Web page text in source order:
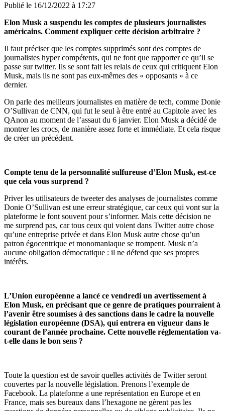
Publié le 16/12/2022 à 17:27
Elon Musk a suspendu les comptes de plusieurs journalistes
américains. Comment expliquer cette décision arbitraire ?
Il faut préciser que les comptes supprimés sont des comptes de
journalistes hyper compétents, qui ne font que rapporter ce qu’il se
passe sur twitter. Ils se sont fait les relais de ceux qui critiquent Elon
Musk, mais ils ne sont pas eux-mêmes des « opposants » à ce
dernier.
On parle des meilleurs journalistes en matière de tech, comme Donie
O’Sullivan de CNN, qui fut le seul à être entré au Capitole avec les
QAnon au moment de l’assaut du 6 janvier. Elon Musk a décidé de
montrer les crocs, de manière assez forte et immédiate. Et cela risque
de créer un précédent.
Compte tenu de la personnalité sulfureuse d’Elon Musk, est-ce
que cela vous surprend ?
Priver les utilisateurs de tweeterdes analyses de journalistes comme
Donie O’Sullivan est une erreurstratégique, carceux qui vont surla
plateforme le font souvent pour s’informer. Mais cette décision ne
me surprend pas, car tous ceux qui voient dans Twitter autre chose
qu’une entreprise privée et dans Elon Musk autre chose qu’un
patron égocentrique et monomaniaque se trompent. Musk n’a
aucune obligation démocratique : il ne défend que ses propres
intérêts.
L’Union européenne a lancé ce vendredi un avertissement à
Elon Musk, en précisant que ce genre de pratiques pourraient à
l’avenir être soumises à des sanctions dans le cadre la nouvelle
législation européenne (DSA), qui entrera en vigueur dans le
courant de l’année prochaine. Cette nouvelle réglementation va-
t-elle dans le bon sens ?
Toute la question est de savoir quelles activités de Twitter seront
couvertes par la nouvelle législation. Prenons l’exemple de
Facebook. La plateforme a une représentation en Europe et en
France, mais ses bureaux dans l’hexagone ne gèrent pas les